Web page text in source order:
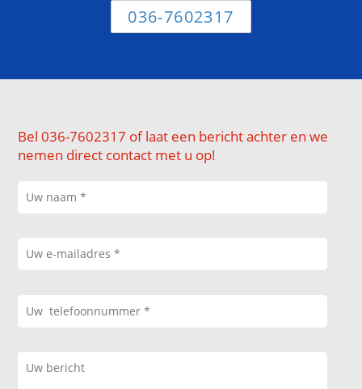
036-7602317
Bel 036-7602317 of laat een bericht achter en we
nemen direct contact met u op!